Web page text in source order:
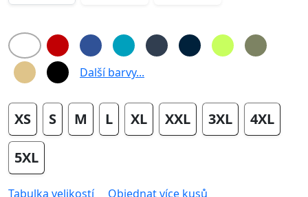
Další barvy...
XS S M L XL XXL 3XL 4XL
5XL
Tabulka velikostí Objednat více kusů